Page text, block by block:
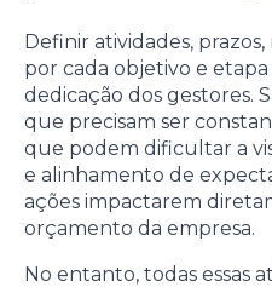
Definir atividades,
por cada objetivo e
dedicação dos gestores.
que precisam ser
que podem dificultar a
e alinhamento de
ações impactarem
orçamento da empresa.
No entanto, todas essas